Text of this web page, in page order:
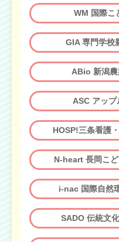
WM 国際こ
GIA 専門学校
ABio 新潟
ASC アッ
HOSP!三条看護
N-heart 長岡こ
i-nac 国際自然
SADO 伝統文